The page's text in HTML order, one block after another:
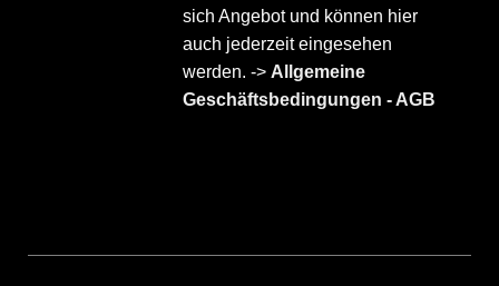
sich Angebot und können hier
auch jederzeit eingesehen
werden. ->Allgemeine
Geschäftsbedingungen - AGB